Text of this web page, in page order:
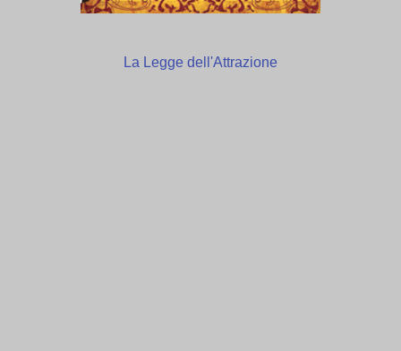
La Legge dell'Attrazione